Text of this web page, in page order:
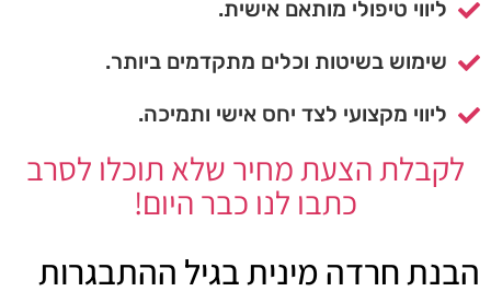
ליווי טיפולי מותאם אישית.
שימוש בשיטות וכלים מתקדמים ביותר.
ליווי מקצועי לצד יחס אישי ותמיכה.
לקבלת הצעת מחיר שלא תוכלו לסרב
כתבו לנו כבר היום!
הבנת חרדה מינית בגיל ההתבגרות